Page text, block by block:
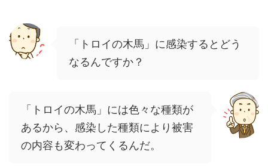
「トロイの木馬」に感染するとどう
なるんですか？
「トロイの木馬」には色々な種類が
あるから、感染した種類により被害
の内容も変わってくるんだ。